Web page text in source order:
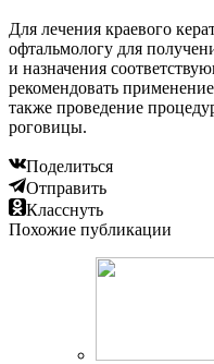
Для лечения краевого
офтальмологу для
и назначения
рекомендовать
также проведение
роговицы.
Поделиться
Отправить
Класснуть
Похожие публикации